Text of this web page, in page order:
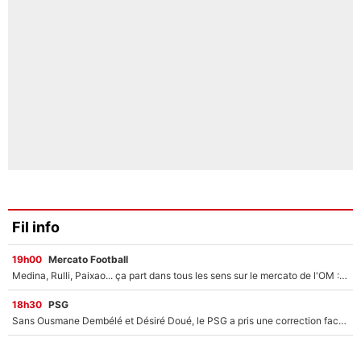
Fil info
19h00 Mercato Football
Medina, Rulli, Paixao... ça part dans tous les sens sur le mercato de l'OM : Frank McCourt va enfin récupérer l'argent qu'il attend ?
18h30 PSG
Sans Ousmane Dembélé et Désiré Doué, le PSG a pris une correction face à Majorque : Luis Enrique attend avec impatience des renforts !